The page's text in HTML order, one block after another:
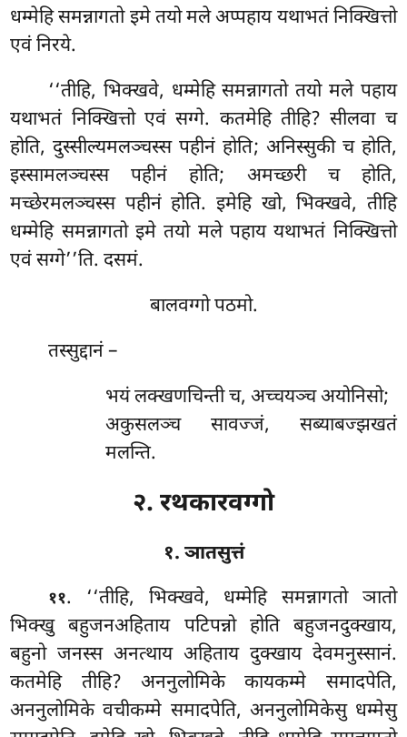
धम्मेहि समन्नागतो इमे तयो मले अप्पहाय यथाभतं निक्खित्तो
एवं निरये.
‘‘तीहि, भिक्खवे, धम्मेहि समन्नागतो तयो मले पहाय
यथाभतं निक्खित्तो एवं सग्गे. कतमेहि तीहि? सीलवा च
होति, दुस्सील्यमलञ्चस्स पहीनं होति; अनिस्सुकी च होति,
इस्सामलञ्चस्स पहीनं होति; अमच्छरी च होति,
मच्छेरमलञ्चस्स पहीनं होति. इमेहि खो, भिक्खवे, तीहि
धम्मेहि समन्नागतो इमे तयो मले पहाय यथाभतं निक्खित्तो
एवं सग्गे’’ति. दसमं.
बालवग्गो पठमो.
तस्सुद्दानं –
भयं लक्खणचिन्ती च, अच्चयञ्च अयोनिसो;
अकुसलञ्च सावज्जं, सब्याबज्झखतं
मलन्ति.
२. रथकारवग्गो
१. ञातसुत्तं
११. ‘‘तीहि, भिक्खवे, धम्मेहि समन्नागतो ञातो
भिक्खु बहुजनअहिताय पटिपन्नो होति बहुजनदुक्खाय,
बहुनो जनस्स अनत्थाय अहिताय दुक्खाय देवमनुस्सानं.
कतमेहि तीहि? अननुलोमिके कायकम्मे समादपेति,
अननुलोमिके वचीकम्मे समादपेति, अननुलोमिकेसु धम्मेसु